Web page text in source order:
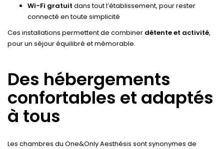
Wi-Fi gratuit dans tout l’établissement, pour rester
connecté en toute simplicité
Ces installations permettent de combiner détente et activité,
pour un séjour équilibré et mémorable.
Des hébergements
confortables et adaptés
à tous
Les chambres du One&Only Aesthésis sont synonymes de